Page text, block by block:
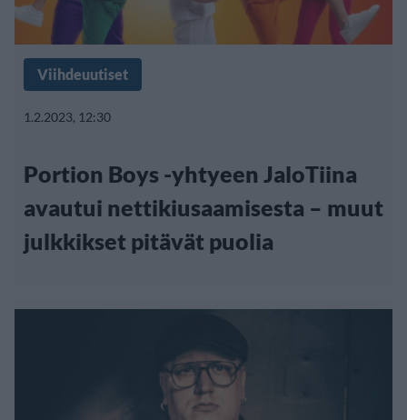
Viihdeuutiset
1.2.2023, 12:30
Portion Boys -yhtyeen JaloTiina
avautui nettikiusaamisesta – muut
julkkikset pitävät puolia